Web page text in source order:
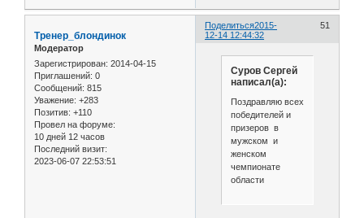
Поделиться 51
2015-
12-14 12:44:32
Тренер_блондинок
Модератор
Зарегистрирован: 2014-04-15
Приглашений: 0
Сообщений: 815
Уважение: +283
Позитив: +110
Провел на форуме:
10 дней 12 часов
Последний визит:
2023-06-07 22:53:51
Суров Сергей
написал(а):
Поздравляю всех
победителей и
призеров в
мужском и
женском
чемпионате
области